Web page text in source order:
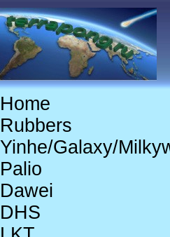
Home
Rubbers
Yinhe/Galaxy/
Palio
Dawei
DHS